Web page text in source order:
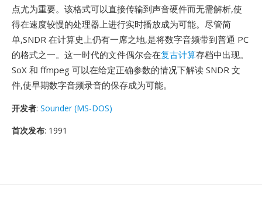
点尤为重要。该格式可以直接传输到声音硬件而无需解析,使
得在速度较慢的处理器上进行实时播放成为可能。尽管简
单,SNDR 在计算史上仍有一席之地,是将数字音频带到普通 PC
的格式之一。这一时代的文件偶尔会在复古计算存档中出现。
SoX 和 ffmpeg 可以在给定正确参数的情况下解读 SNDR 文
件,使早期数字音频录音的保存成为可能。
开发者: Sounder (MS-DOS)
首次发布: 1991